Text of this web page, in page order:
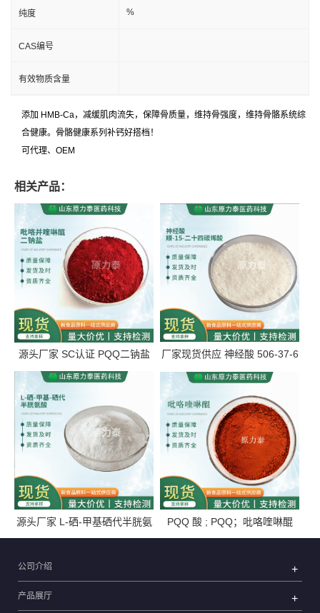
纯度 %
CAS编号
有效物质含量
添加 HMB-Ca，减缓肌肉流失，保障骨质量，维持骨强度，维持骨骼系统综
合健康。骨骼健康系列补钙好搭档！
可代理、OEM
相关产品：
源头厂家 SC认证 PQQ二钠盐
122628-50-6 吡咯喹啉醌钠盐
厂家现货供应 神经酸 506-37-6
顺-15-二十四碳烯酸
源头厂家 L-硒-甲基硒代半胱氨
酸 26046-90-2 大货供应
PQQ 酸 ; PQQ；吡咯喹啉醌
72909-34-3
公司介绍
产品展厅